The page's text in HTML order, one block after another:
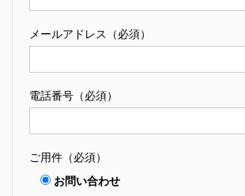
メールアドレス（必須）
電話番号（必須）
ご用件（必須）
お問い合わせ